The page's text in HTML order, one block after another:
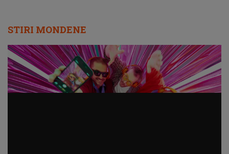
STIRI MONDENE